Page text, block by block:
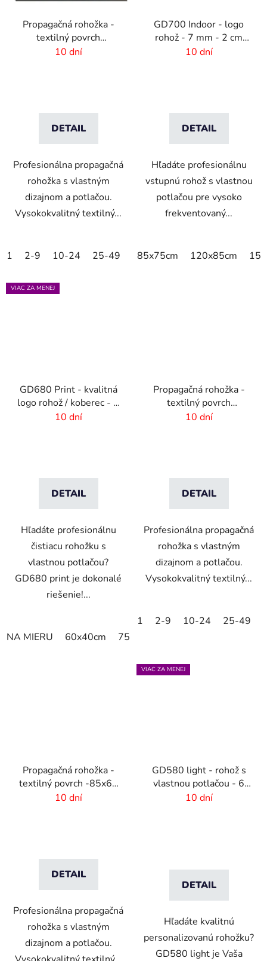
Propagačná rohožka -
textilný povrch
-85x300 cm
10 dní
DETAIL
Profesionálna propagačná
rohožka s vlastným
dizajnom a potlačou.
Vysokokvalitný textilný...
1 2-9 10-24 25-49 50-99 100-249 250-499
GD700 Indoor - logo
rohož - 7 mm - 2 cm
gumový okraj
10 dní
DETAIL
Hľadáte profesionálnu
vstupnú rohož s vlastnou
potlačou pre vysoko
frekventovaný...
85x75cm 120x85cm
VIAC ZA MENEJ
GD680 Print - kvalitná
logo rohož / koberec - 8
mm vlas
10 dní
DETAIL
Hľadáte profesionálnu
čistiacu rohožku s
vlastnou potlačou?
GD680 print je dokonalé
riešenie!...
NA MIERU 60x40cm 75x60cm
Propagačná rohožka -
textilný povrch
-85x150 cm
10 dní
DETAIL
Profesionálna propagačná
rohožka s vlastným
dizajnom a potlačou.
Vysokokvalitný textilný...
1 2-9 10-24 25-49
Propagačná rohožka -
textilný povrch -85x60
cm
10 dní
DETAIL
Profesionálna propagačná
rohožka s vlastným
dizajnom a potlačou.
VIAC ZA MENEJ
GD580 light - rohož s
vlastnou potlačou - 6
mm vlas
10 dní
DETAIL
Hľadáte kvalitnú
personalizovanú rohožku?
GD580 light je Vaša